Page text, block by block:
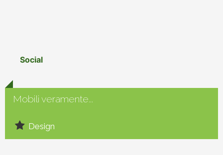
Mobili veramente...
Design
Social